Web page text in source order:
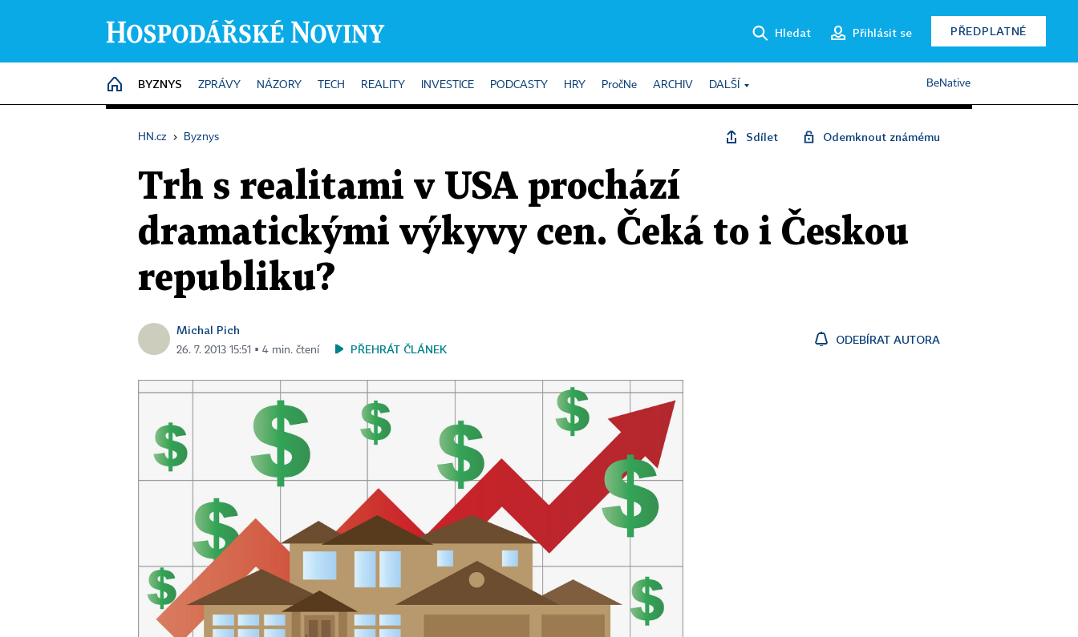
Hledat Přihlásit se PŘEDPLATNÉ
HOME
BYZNYS ZPRÁVY NÁZORY TECH REALITY INVESTICE PODCASTY HRY PročNe ARCHIV DALŠÍ BeNative
HN.cz › Byznys Sdílet Odemknout známému
Trh s realitami v USA prochází
dramatickými výkyvy cen. Čeká to i Českou
republiku?
Michal Pich
26. 7. 2013 15:51 ▪ 4 min. čtení PŘEHRÁT ČLÁNEK
ODEBÍRAT AUTORA